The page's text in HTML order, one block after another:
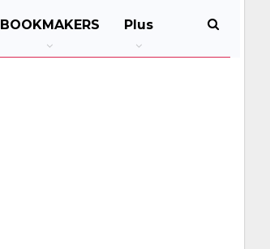
BOOKMAKERS Plus